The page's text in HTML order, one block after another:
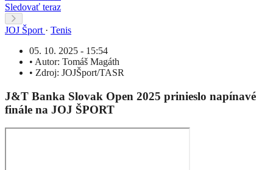
Sledovať teraz
JOJ Šport · Tenis
05. 10. 2025 - 15:54
• Autor: Tomáš Magáth
• Zdroj: JOJŠport/TASR
J&T Banka Slovak Open 2025 prinieslo napínavé
finále na JOJ ŠPORT